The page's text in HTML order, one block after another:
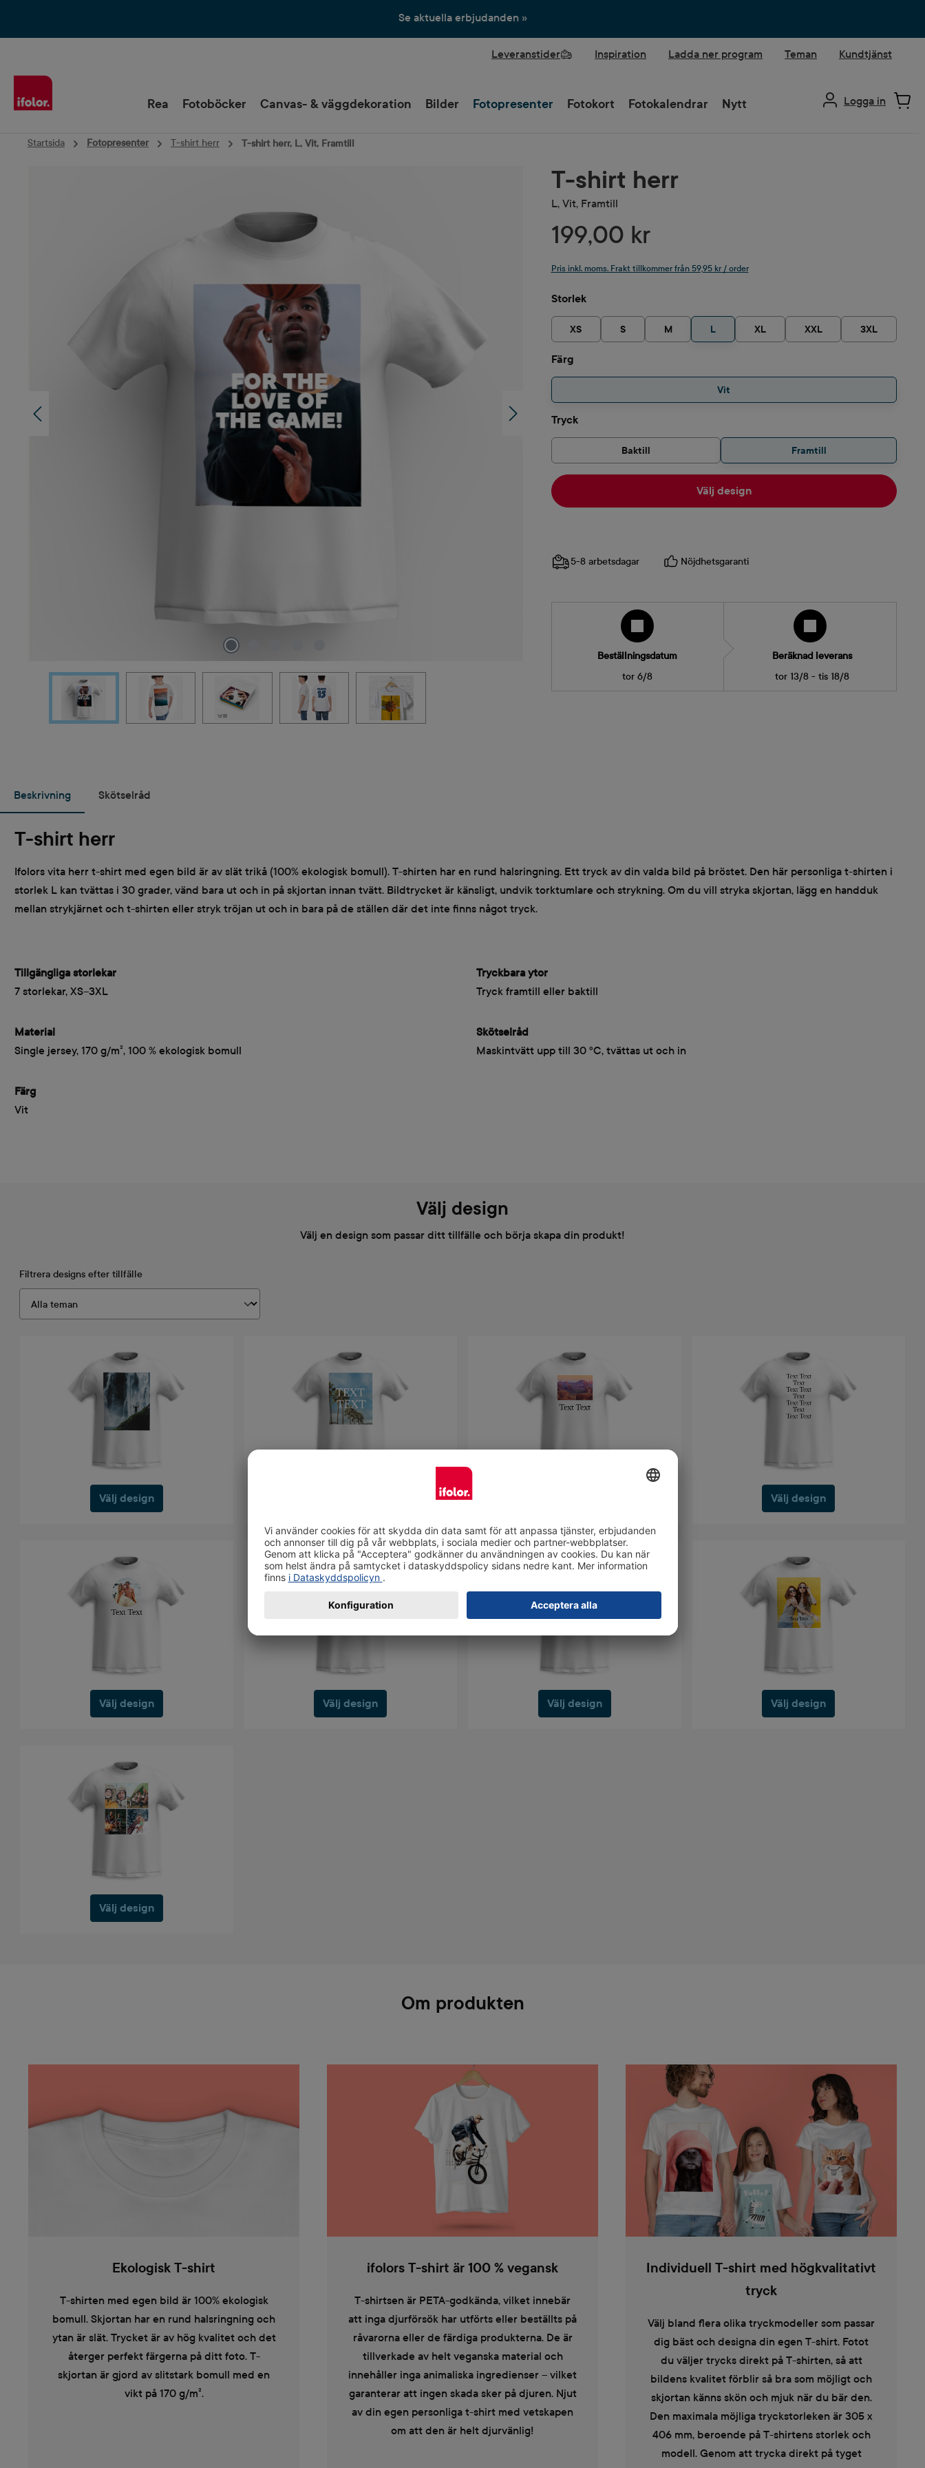
Se aktuella erbjudanden »
Leveranstider Inspiration Ladda ner program Teman Kundtjänst
Rea Fotoböcker Canvas- & väggdekoration Bilder Fotopresenter Fotokort Fotokalendrar Nytt Logga in
Startsida Fotopresenter T-shirt herr T-shirt herr, L, Vit, Framtill
T-shirt herr
L, Vit, Framtill
199,00 kr
Pris inkl. moms. Frakt tillkommer från 59,95 kr / order
Välj
Storlek
XS S M L XL XXL 3XL
Välj
Färg
Vit
Välj
Tryck
Baktill Framtill
Välj design
5-8 arbetsdagar Nöjdhetsgaranti
Beställningsdatum
tor 6/8
Beräknad leverans
tor 13/8 - tis 18/8
Beskrivning Skötselråd
T-shirt herr
Ifolors vita herr t-shirt med egen bild är av slät trikå (100% ekologisk bomull). T-shirten har en rund halsringning. Ett tryck av din valda bild på bröstet. Den här personliga t-shirten i
storlek L kan tvättas i 30 grader, vänd bara ut och in på skjortan innan tvätt. Bildtrycket är känsligt, undvik torktumlare och strykning. Om du vill stryka skjortan, lägg en handduk
mellan strykjärnet och t-shirten eller stryk tröjan ut och in bara på de ställen där det inte finns något tryck.
Tillgängliga storlekar
7 storlekar, XS–3XL
Material
Single jersey, 170 g/m², 100 % ekologisk bomull
Färg
Vit
Tryckbara ytor
Tryck framtill eller baktill
Skötselråd
Maskintvätt upp till 30 °C, tvättas ut och in
Välj design
Välj en design som passar ditt tillfälle och börja skapa din produkt!
Filtrera designs efter tillfälle
Välj design Välj design
Välj design Välj design Välj design Välj design
Välj design
Om produkten
Ekologisk T-shirt
T-shirten med egen bild är 100% ekologisk
bomull. Skjortan har en rund halsringning och
ytan är slät. Trycket är av hög kvalitet och det
återger perfekt färgerna på ditt foto. T-
skjortan är gjord av slitstark bomull med en
vikt på 170 g/m².
ifolors T-shirt är 100 % vegansk
T-shirtsen är PETA-godkända, vilket innebär
att inga djurförsök har utförts eller beställts på
råvarorna eller de färdiga produkterna. De är
tillverkade av helt veganska material och
innehåller inga animaliska ingredienser – vilket
garanterar att ingen skada sker på djuren. Njut
av din egen personliga t-shirt med vetskapen
om att den är helt djurvänlig!
Individuell T-shirt med högkvalitativt
tryck
Välj bland flera olika tryckmodeller som passar
dig bäst och designa din egen T-shirt. Fotot
du väljer trycks direkt på T-shirten, så att
bildens kvalitet förblir så bra som möjligt och
skjortan känns skön och mjuk när du bär den.
Den maximala möjliga tryckstorleken är 305 x
406 mm, beroende på T-shirtens storlek och
modell. Genom att trycka direkt på tyget